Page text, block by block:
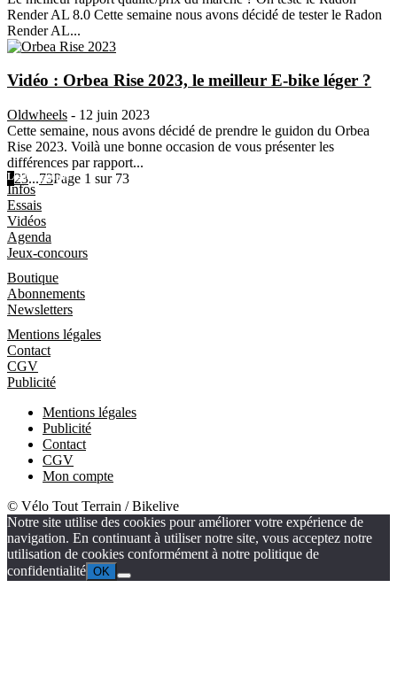
Render AL 8.0 Cette semaine nous avons décidé de tester le Radon
Render AL...
Vidéo : Orbea Rise 2023, le meilleur E-bike léger ?
Oldwheels - 12 juin 2023
Cette semaine, nous avons décidé de prendre le guidon du Orbea
Rise 2023. Voilà une bonne occasion de vous présenter les
différences par rapport...
123...73Page 1 sur 73
Les Magazines
Infos
Essais
Vidéos
Agenda
Jeux-concours
Boutique
Abonnements
Newsletters
Mentions légales
Contact
CGV
Publicité
Mentions légales
Publicité
Contact
CGV
Mon compte
© Vélo Tout Terrain / Bikelive
Notre site utilise des cookies pour améliorer votre expérience de
navigation. En continuant à utiliser notre site, vous acceptez notre
utilisation de cookies conformément à notre politique de
confidentialité OK